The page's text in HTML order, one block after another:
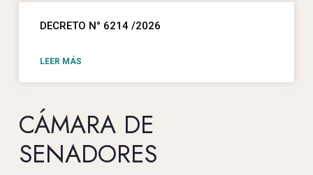
DECRETO N° 6214 /2026
LEER MÁS
CÁMARA DE
SENADORES